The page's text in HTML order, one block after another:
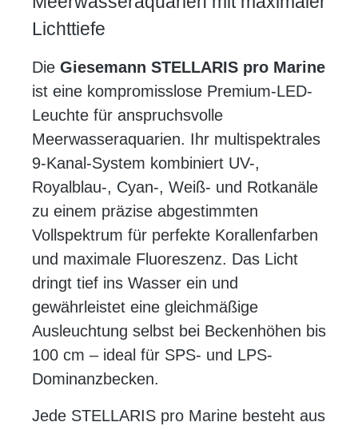
Lichttiefe
Die Giesemann STELLARIS pro Marine
ist eine kompromisslose Premium-LED-
Leuchte für anspruchsvolle
Meerwasseraquarien. Ihr multispektrales
9-Kanal-System kombiniert UV-,
Royalblau-, Cyan-, Weiß- und Rotkanäle
zu einem präzise abgestimmten
Vollspektrum für perfekte Korallenfarben
und maximale Fluoreszenz. Das Licht
dringt tief ins Wasser ein und
gewährleistet eine gleichmäßige
Ausleuchtung selbst bei Beckenhöhen bis
100 cm – ideal für SPS- und LPS-
Dominanzbecken.
Jede STELLARIS pro Marine besteht aus